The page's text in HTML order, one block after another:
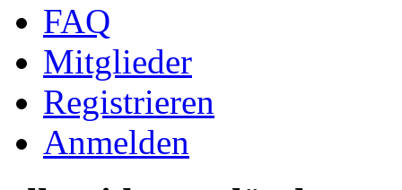
FAQ
Mitglieder
Registrieren
Anmelden